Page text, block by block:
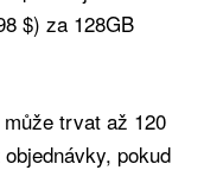
$) za 128GB
trvat až 120
pokud